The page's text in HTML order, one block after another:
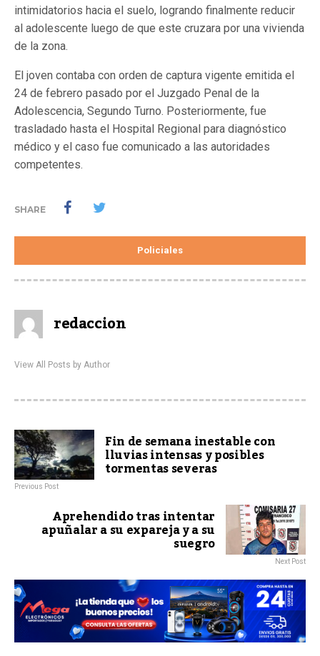
intimidatorios hacia el suelo, logrando finalmente reducir
al adolescente luego de que este cruzara por una vivienda
de la zona.
El joven contaba con orden de captura vigente emitida el
24 de febrero pasado por el Juzgado Penal de la
Adolescencia, Segundo Turno. Posteriormente, fue
trasladado hasta el Hospital Regional para diagnóstico
médico y el caso fue comunicado a las autoridades
competentes.
SHARE
Policiales
redaccion
View All Posts by Author
Fin de semana inestable con
lluvias intensas y posibles
tormentas severas
Previous Post
Aprehendido tras intentar
apuñalar a su expareja y a su
suegro
Next Post